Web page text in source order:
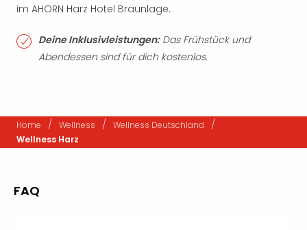
im AHORN Harz Hotel Braunlage.
Deine Inklusivleistungen:Das Frühstück und
Abendessen sind für dich kostenlos.
Home / Wellness / Wellness Deutschland /
Wellness Harz
FAQ